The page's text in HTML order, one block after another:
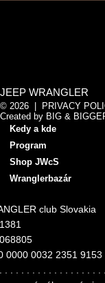
JEEP WRANGLER
© 2026 |
PRIVACY
Created by BIG &
Kedy a kde
Program
Shop JWcS
Wranglerbazár
club Slovakia
0000 0032 2351 9153
. . . . . . . . . . . . . . . . . .